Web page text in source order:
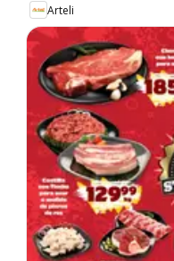
Arteli